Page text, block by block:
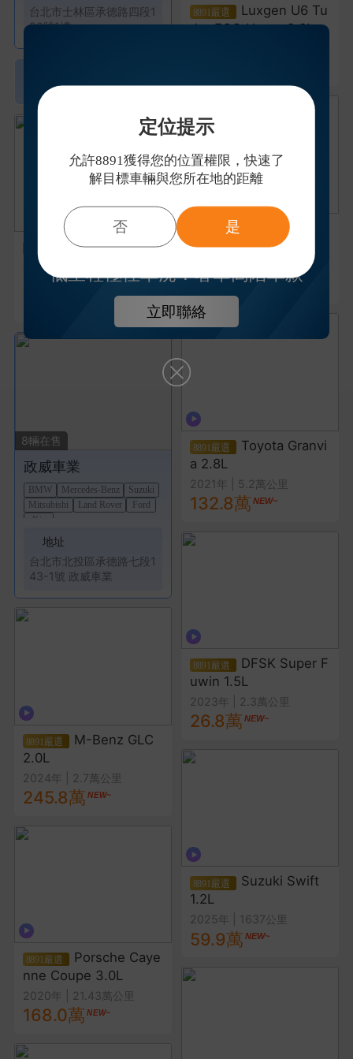
台北市 士林區承德路四段1
92號1樓
查看全台2032家車行>
Subaru Forest
er 2.0L
2018年|11.3萬公里
8輛在售
政威車業
BMW Mercedes-Benz
Suzuki
Mitsubishi
Land Rover
Ford
Kia
地址
台北市 北投區承德路七段1
43-1號 政威車業
M-Benz GLC
2.0L
2024年 2.7萬公里
245.8萬
Porsche Caye
nne Coupe 3.0L
2020年 21.43萬公里
168.0萬
Luxgen U6 Tu
rbo ECO Hyper 2.0L
Toyota RAV4
2.0L
39.8萬
Toyota Granvi
a 2.8L
2021年 5.2萬公里
132.8萬
DFSK Super F
uwin 1.5L
2023年 2.3萬公里
26.8萬
Suzuki Swift
1.2L
2025年 1637公里
59.9萬
定位提示
允許8891獲得您的位置權限，快速了
解目標車輛與您所在地的距離
否 是
低里程極佳車況！奢華高階車款
立即聯絡